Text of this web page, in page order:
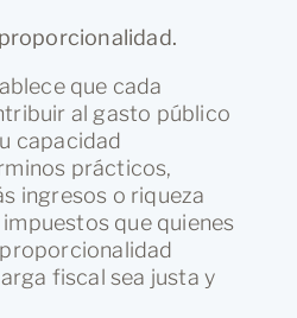
que cada
al gasto público
capacidad
prácticos,
ingresos o riqueza
que quienes
fiscal sea justa y